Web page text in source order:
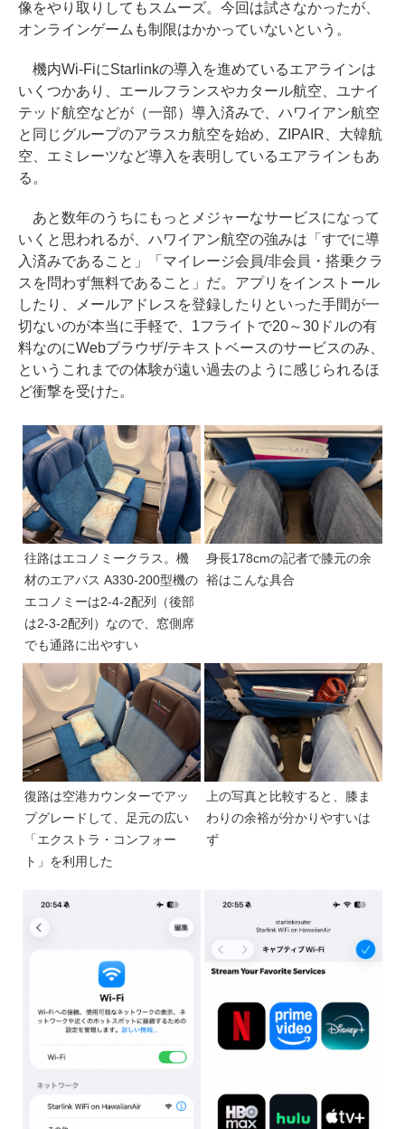
像をやり取りしてもスムーズ。今回は試さなかったが、
オンラインゲームも制限はかかっていないという。
機内Wi-FiにStarlinkの導入を進めているエアラインは
いくつかあり、エールフランスやカタール航空、ユナイ
テッド航空などが（一部）導入済みで、ハワイアン航空
と同じグループのアラスカ航空を始め、ZIPAIR、大韓航
空、エミレーツなど導入を表明しているエアラインもあ
る。
あと数年のうちにもっとメジャーなサービスになって
いくと思われるが、ハワイアン航空の強みは「すでに導
入済みであること」「マイレージ会員/非会員・搭乗クラ
スを問わず無料であること」だ。アプリをインストール
したり、メールアドレスを登録したりといった手間が一
切ないのが本当に手軽で、1フライトで20～30ドルの有
料なのにWebブラウザ/テキストベースのサービスのみ、
というこれまでの体験が遠い過去のように感じられるほ
ど衝撃を受けた。
往路はエコノミークラス。機
材のエアバス A330-200型機の
エコノミーは2-4-2配列（後部
は2-3-2配列）なので、窓側席
でも通路に出やすい
身長178cmの記者で膝元の余
裕はこんな具合
復路は空港カウンターでアッ
プグレードして、足元の広い
「エクストラ・コンフォー
ト」を利用した
上の写真と比較すると、膝ま
わりの余裕が分かりやすいは
ず